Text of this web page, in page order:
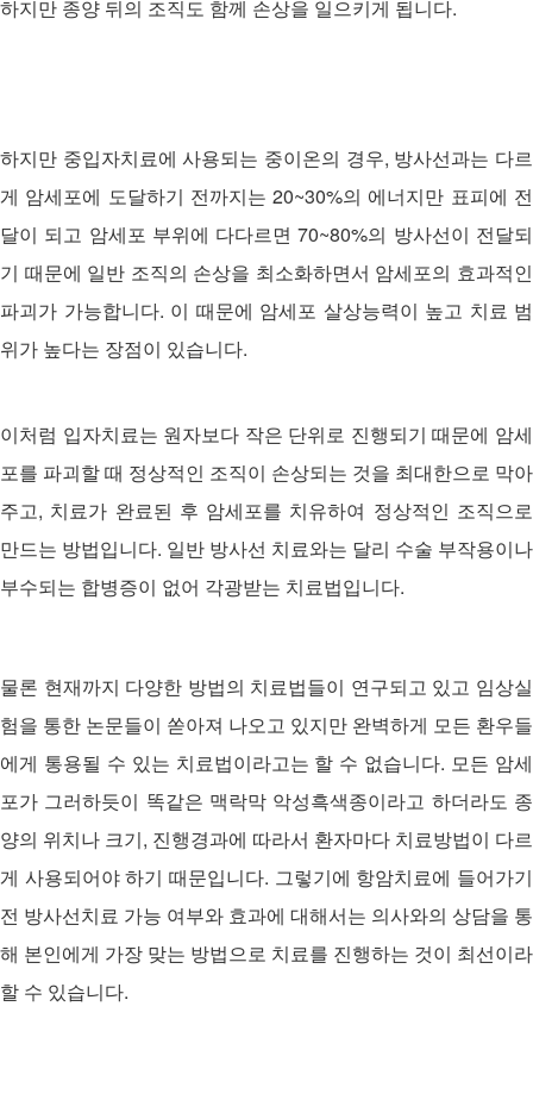
하지만 종양 뒤의 조직도 함께 손상을 일으키게 됩니다.
하지만 중입자치료에 사용되는 중이온의 경우, 방사선과는 다르
게 암세포에 도달하기 전까지는 20~30%의 에너지만 표피에 전
달이 되고 암세포 부위에 다다르면 70~80%의 방사선이 전달되
기 때문에 일반 조직의 손상을 최소화하면서 암세포의 효과적인
파괴가 가능합니다. 이 때문에 암세포 살상능력이 높고 치료 범
위가 높다는 장점이 있습니다.
이처럼 입자치료는 원자보다 작은 단위로 진행되기 때문에 암세
포를 파괴할 때 정상적인 조직이 손상되는 것을 최대한으로 막아
주고, 치료가 완료된 후 암세포를 치유하여 정상적인 조직으로
만드는 방법입니다. 일반 방사선 치료와는 달리 수술 부작용이나
부수되는 합병증이 없어 각광받는 치료법입니다.
물론 현재까지 다양한 방법의 치료법들이 연구되고 있고 임상실
험을 통한 논문들이 쏟아져 나오고 있지만 완벽하게 모든 환우들
에게 통용될 수 있는 치료법이라고는 할 수 없습니다. 모든 암세
포가 그러하듯이 똑같은 맥락막 악성흑색종이라고 하더라도 종
양의 위치나 크기, 진행경과에 따라서 환자마다 치료방법이 다르
게 사용되어야 하기 때문입니다. 그렇기에 항암치료에 들어가기
전 방사선치료 가능 여부와 효과에 대해서는 의사와의 상담을 통
해 본인에게 가장 맞는 방법으로 치료를 진행하는 것이 최선이라
할 수 있습니다.